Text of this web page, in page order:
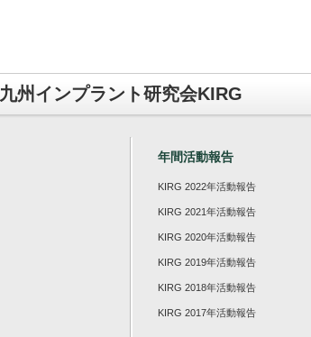
九州インプラント研究会KIRG
年間活動報告
KIRG 2022年活動報告
KIRG 2021年活動報告
KIRG 2020年活動報告
KIRG 2019年活動報告
KIRG 2018年活動報告
KIRG 2017年活動報告